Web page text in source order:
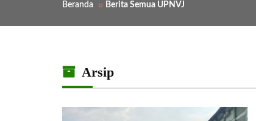
Beranda Berita Semua UPNVJ
Arsip